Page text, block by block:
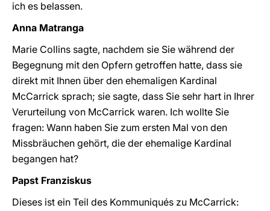
ich es belassen.
Anna Matranga
Marie Collins sagte, nachdem sie Sie während der
Begegnung mit den Opfern getroffen hatte, dass sie
direkt mit Ihnen über den ehemaligen Kardinal
McCarrick sprach; sie sagte, dass Sie sehr hart in Ihrer
Verurteilung von McCarrick waren. Ich wollte Sie
fragen: Wann haben Sie zum ersten Mal von den
Missbräuchen gehört, die der ehemalige Kardinal
begangen hat?
Papst Franziskus
Dieses ist ein Teil des Kommuniqués zu McCarrick: